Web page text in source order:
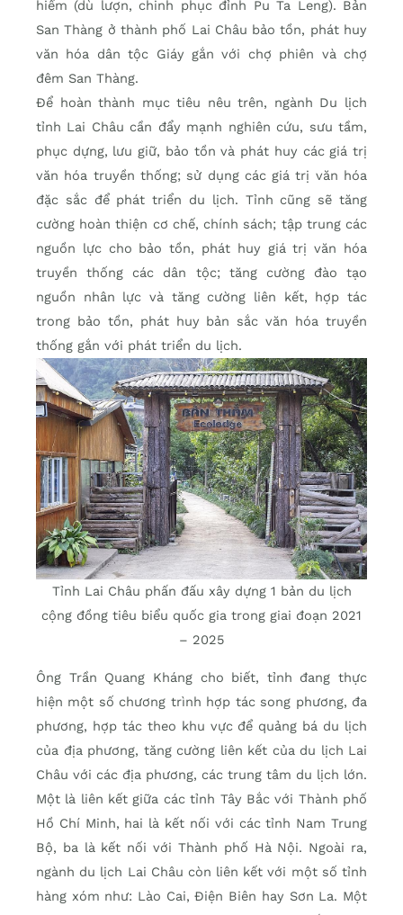
hiểm (dù lượn, chinh phục đỉnh Pu Ta Leng). Bản
San Thàng ở thành phố Lai Châu bảo tồn, phát huy
văn hóa dân tộc Giáy gắn với chợ phiên và chợ
đêm San Thàng.
Để hoàn thành mục tiêu nêu trên, ngành Du lịch
tỉnh Lai Châu cần đẩy mạnh nghiên cứu, sưu tầm,
phục dựng, lưu giữ, bảo tồn và phát huy các giá trị
văn hóa truyền thống; sử dụng các giá trị văn hóa
đặc sắc để phát triển du lịch. Tỉnh cũng sẽ tăng
cường hoàn thiện cơ chế, chính sách; tập trung các
nguồn lực cho bảo tồn, phát huy giá trị văn hóa
truyền thống các dân tộc; tăng cường đào tạo
nguồn nhân lực và tăng cường liên kết, hợp tác
trong bảo tồn, phát huy bản sắc văn hóa truyền
thống gắn với phát triển du lịch.
Tỉnh Lai Châu phấn đấu xây dựng 1 bản du lịch
cộng đồng tiêu biểu quốc gia trong giai đoạn 2021
– 2025
Ông Trần Quang Kháng cho biết, tỉnh đang thực
hiện một số chương trình hợp tác song phương, đa
phương, hợp tác theo khu vực để quảng bá du lịch
của địa phương, tăng cường liên kết của du lịch Lai
Châu với các địa phương, các trung tâm du lịch lớn.
Một là liên kết giữa các tỉnh Tây Bắc với Thành phố
Hồ Chí Minh, hai là kết nối với các tỉnh Nam Trung
Bộ, ba là kết nối với Thành phố Hà Nội. Ngoài ra,
ngành du lịch Lai Châu còn liên kết với một số tỉnh
hàng xóm như: Lào Cai, Điện Biên hay Sơn La. Một